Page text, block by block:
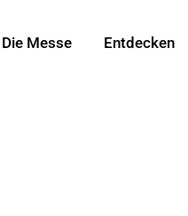
Die Messe Entdecken